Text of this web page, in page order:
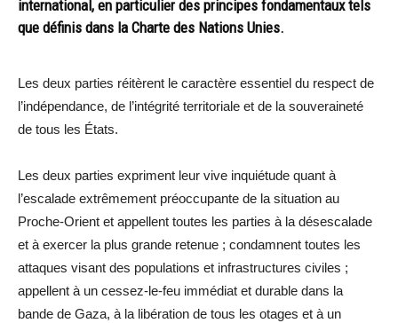
international, en particulier des principes fondamentaux tels
que définis dans la Charte des Nations Unies.
Les deux parties réitèrent le caractère essentiel du respect de
l’indépendance, de l’intégrité territoriale et de la souveraineté
de tous les États.
Les deux parties expriment leur vive inquiétude quant à
l’escalade extrêmement préoccupante de la situation au
Proche-Orient et appellent toutes les parties à la désescalade
et à exercer la plus grande retenue ; condamnent toutes les
attaques visant des populations et infrastructures civiles ;
appellent à un cessez-le-feu immédiat et durable dans la
bande de Gaza, à la libération de tous les otages et à un